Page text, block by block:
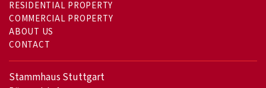
RESIDENTIAL PROPERTY
COMMERCIAL PROPERTY
ABOUT US
CONTACT
Stammhaus Stuttgart